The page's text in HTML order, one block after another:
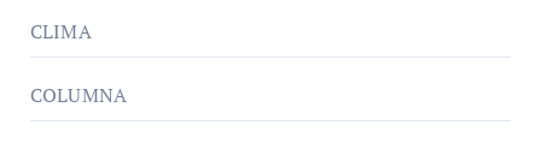
CLIMA
COLUMNA